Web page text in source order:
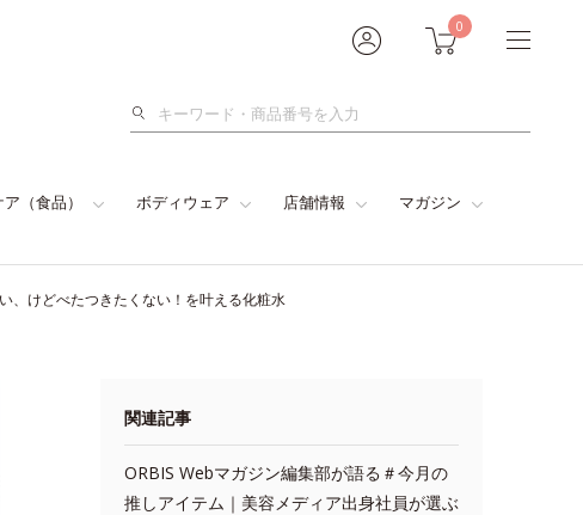
0
検
（食品） ボディウェア 店舗情報 マガジン
、けどべたつきたくない！を叶える化粧水
関連記事
ORBIS Webマガジン編集部が語る＃今月の
推しアイテム｜美容メディア出身社員が選ぶ